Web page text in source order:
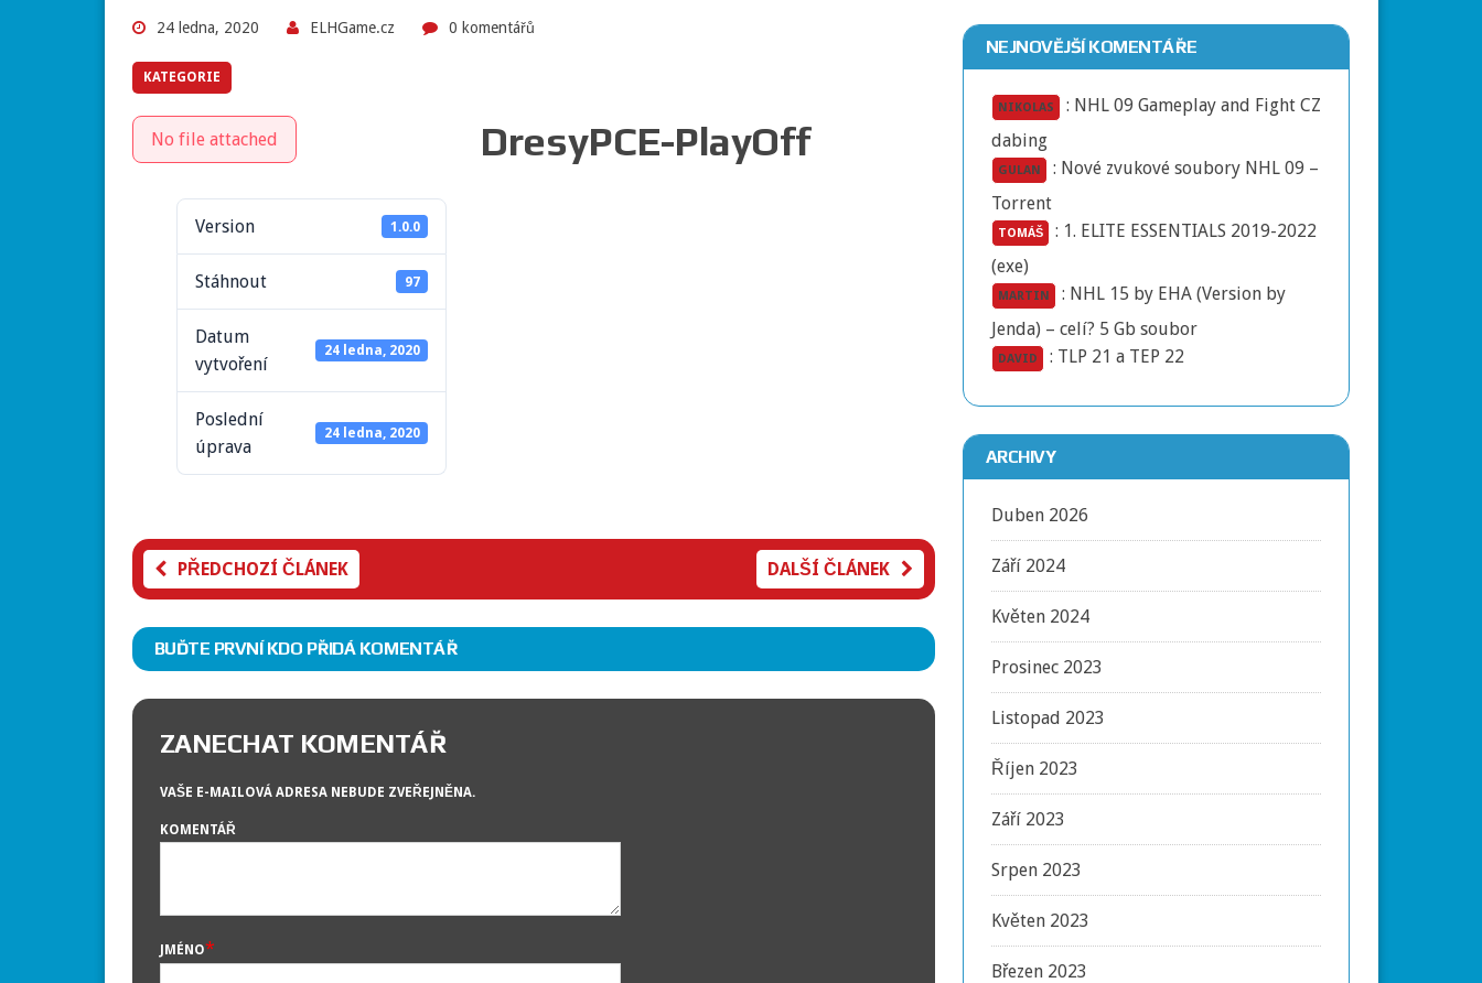
24 ledna, 2020 ELHGame.cz 0 komentářů
KATEGORIE
No file attached
Version 1.0.0
Stáhnout 97
Datum
vytvoření
24 ledna, 2020
Poslední
úprava
24 ledna, 2020
DresyPCE-PlayOff
PŘEDCHOZÍ ČLÁNEK DALŠÍ ČLÁNEK
BUĎTE PRVNÍ KDO PŘIDÁ KOMENTÁŘ
ZANECHAT KOMENTÁŘ
VAŠE E-MAILOVÁ ADRESA NEBUDE ZVEŘEJNĚNA.
KOMENTÁŘ
JMÉNO*
NEJNOVĚJŠÍ KOMENTÁŘE
NIKOLAS : NHL 09 Gameplay and Fight CZ
dabing
GULAN : Nové zvukové soubory NHL 09 –
Torrent
TOMÁŠ : 1. ELITE ESSENTIALS 2019-2022
(exe)
MARTIN : NHL 15 by EHA (Version by
Jenda) – celí? 5 Gb soubor
DAVID : TLP 21 a TEP 22
ARCHIVY
Duben 2026
Září 2024
Květen 2024
Prosinec 2023
Listopad 2023
Říjen 2023
Září 2023
Srpen 2023
Květen 2023
Březen 2023